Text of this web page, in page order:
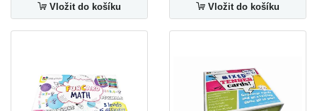
Vložit do košíku Vložit do košíku